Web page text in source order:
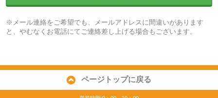
※メール連絡をご希望でも、メールアドレスに間違いがあります
と、やむなくお電話にてご連絡差し上げる場合もございます。
ページトップに戻る